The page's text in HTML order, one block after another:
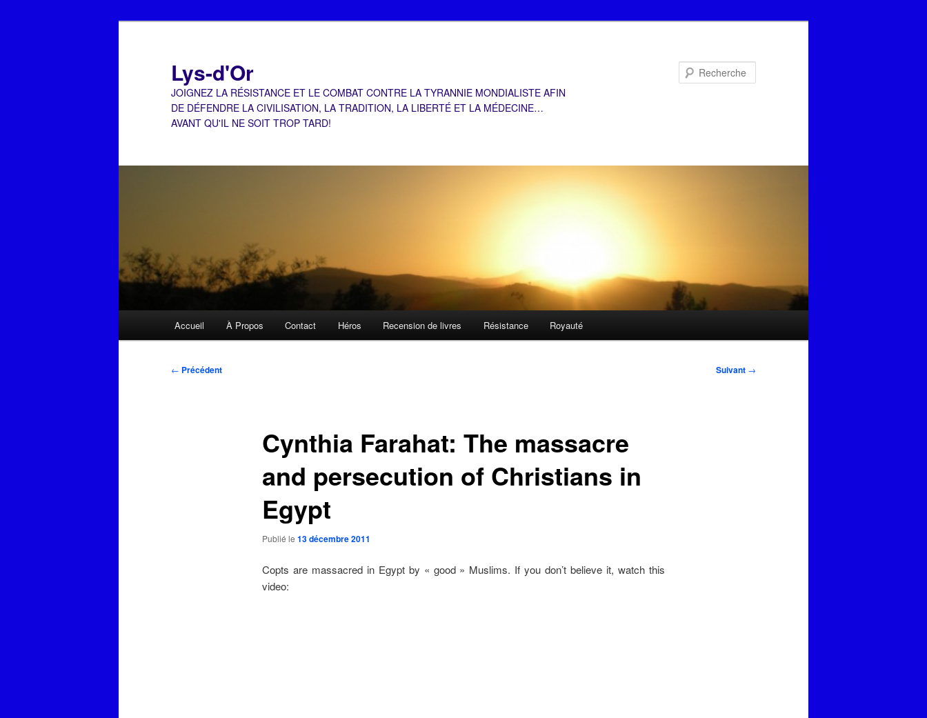
Lys-d'Or
JOIGNEZ LA RÉSISTANCE ET LE COMBAT CONTRE LA TYRANNIE MONDIALISTE AFIN
DE DÉFENDRE LA CIVILISATION, LA TRADITION, LA LIBERTÉ ET LA MÉDECINE…
AVANT QU'IL NE SOIT TROP TARD!
Accueil À Propos Contact Héros Recension de livres Résistance Royauté
Navigation
← Précédent Suivant →
Cynthia Farahat: The massacre
and persecution of Christians in
Egypt
Publié le 13 décembre 2011
Copts are massacred in Egypt by « good » Muslims. If you don’t believe it, watch this
video: